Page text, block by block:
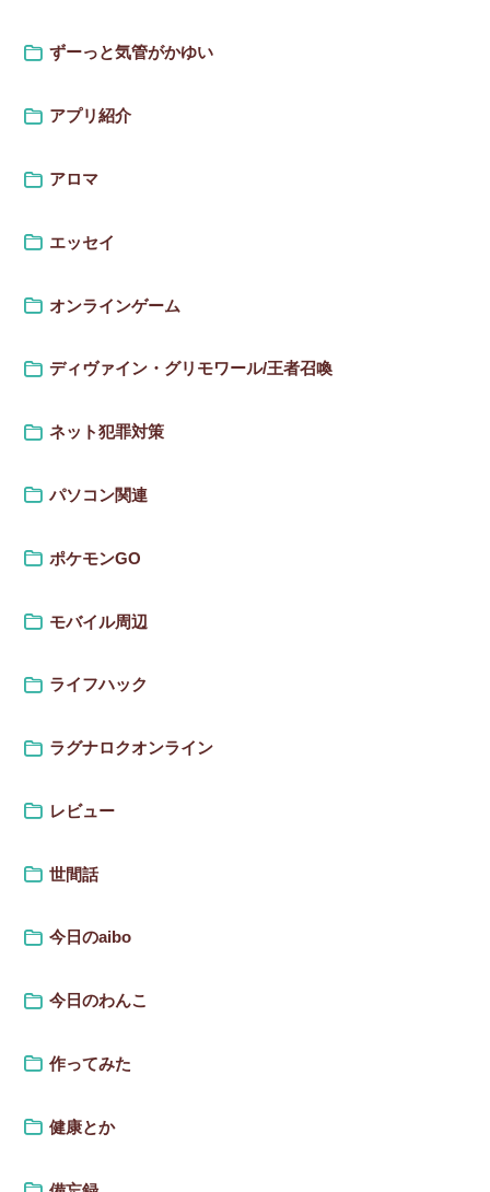
ずーっと気管がかゆい
アプリ紹介
アロマ
エッセイ
オンラインゲーム
ディヴァイン・グリモワール/王者召喚
ネット犯罪対策
パソコン関連
ポケモンGO
モバイル周辺
ライフハック
ラグナロクオンライン
レビュー
世間話
今日のaibo
今日のわんこ
作ってみた
健康とか